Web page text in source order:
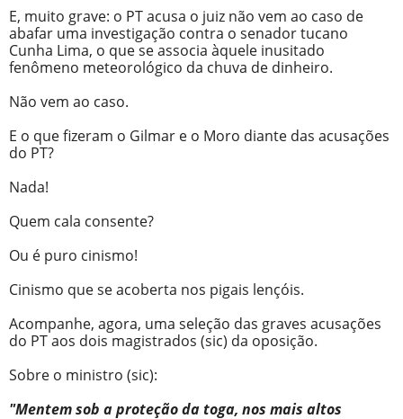
E, muito grave: o PT acusa o juiz não vem ao caso de
abafar uma investigação contra o senador tucano
Cunha Lima, o que se associa àquele inusitado
fenômeno meteorológico da chuva de dinheiro.
Não vem ao caso.
E o que fizeram o Gilmar e o Moro diante das acusações
do PT?
Nada!
Quem cala consente?
Ou é puro cinismo!
Cinismo que se acoberta nos pigais lençóis.
Acompanhe, agora, uma seleção das graves acusações
do PT aos dois magistrados (sic) da oposição.
Sobre o ministro (sic):
"Mentem sob a proteção da toga, nos mais altos